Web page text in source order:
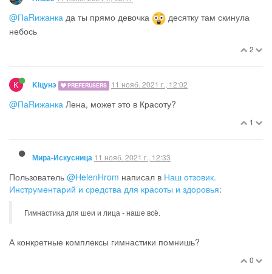
@ПаRижанка да ты прямо девочка
десятку там скинула
небось
2
K Kiцунэ PREFERUSERS 11 нояб. 2021 г., 12:02
@ПаRижанка Лена, может это в Красоту?
1
Мира-Искусница 11 нояб. 2021 г., 12:33
Пользователь @HelenHrom написал в Наш отзовик.
Инструментарий и средства для красоты и здоровья:
Гимнастика для шеи и лица - наше всё.
А конкретные комплексы гимнастики помнишь?
0